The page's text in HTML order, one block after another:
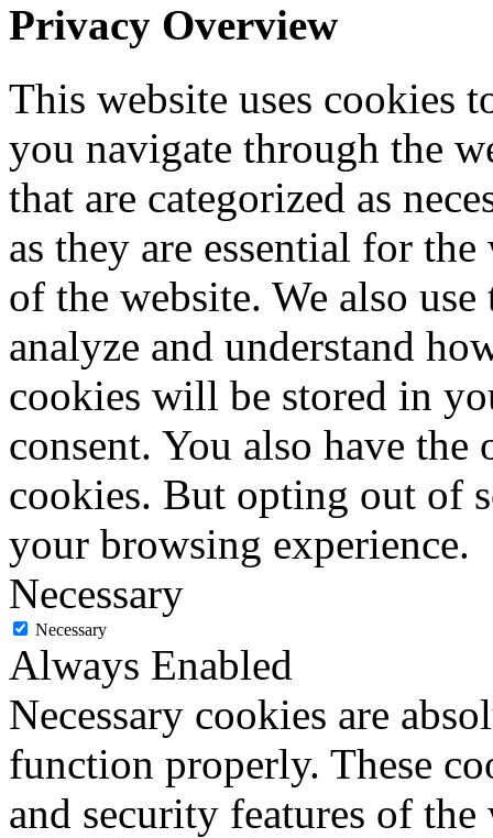
Privacy Overview
This website uses cookies
you navigate through the
that are categorized as
as they are essential for
of the website. We also
analyze and understand
cookies will be stored in
consent. You also have
cookies. But opting out of
your browsing experience.
Necessary
Necessary
Always Enabled
Necessary cookies are
function properly. These
and security features of